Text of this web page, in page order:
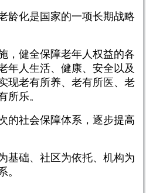
化是国家的一项长期战略
，健全保障老年人权益的各
年人生活、健康、安全以及
现老有所养、老有所医、老
所乐。
社会保障体系，逐步提高
基础、社区为依托、机构为
。